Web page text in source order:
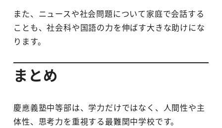
また、ニュースや社会問題について家庭で会話する
ことも、社会科や国語の力を伸ばす大きな助けにな
ります。
まとめ
慶應義塾中等部は、学力だけではなく、人間性や主
体性、思考力を重視する最難関中学校です。